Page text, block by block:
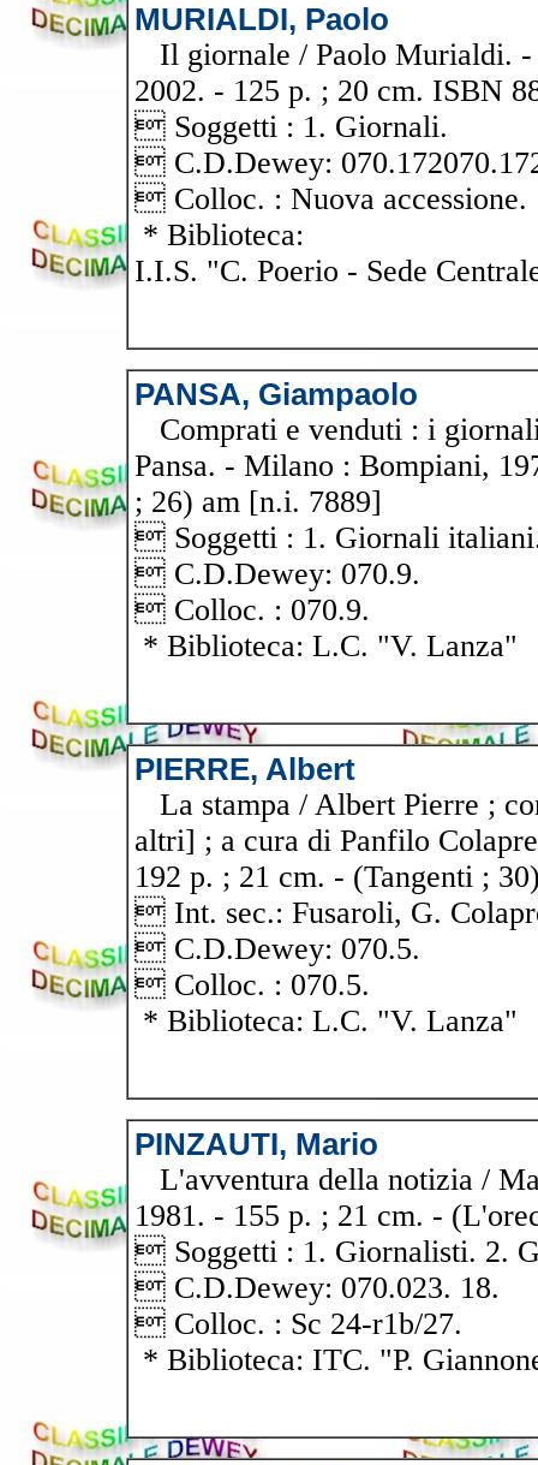
MURIALDI, Paolo
Il giornale / Paolo Murialdi. -
2002. - 125 p. ; 20 cm. ISBN
 Soggetti : 1. Giornali.
 C.D.Dewey:
 Colloc. : Nuova accessione.
* Biblioteca:
I.I.S. "C. Poerio - Sede
PANSA, Giampaolo
Comprati e venduti : i
Pansa. - Milano : Bompiani,
; 26) am [n.i. 7889]
 Soggetti : 1. Giornali
 C.D.Dewey: 070.9.
 Colloc. : 070.9.
* Biblioteca: L.C. "V. Lanza"
PIERRE, Albert
La stampa / Albert Pierre ;
altri] ; a cura di Panfilo
192 p. ; 21 cm. - (Tangenti ;
 Int. sec.: Fusaroli, G.
 C.D.Dewey: 070.5.
 Colloc. : 070.5.
* Biblioteca: L.C. "V. Lanza"
PINZAUTI, Mario
L'avventura della notizia /
1981. - 155 p. ; 21 cm. -
 Soggetti : 1. Giornalisti. 2.
 C.D.Dewey: 070.023. 18.
 Colloc. : Sc 24-r1b/27.
* Biblioteca: ITC. "P.